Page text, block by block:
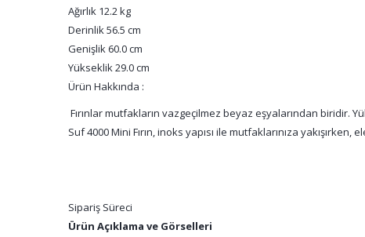
Ağırlık 12.2 kg
Derinlik 56.5 cm
Genişlik 60.0 cm
Yükseklik 29.0 cm
Ürün Hakkında :
Fırınlar mutfakların vazgeçilmez beyaz eşyalarından biridir.
Suf 4000 Mini Fırın, inoks yapısı ile mutfaklarınıza
Sipariş Süreci
Ürün Açıklama ve Görselleri